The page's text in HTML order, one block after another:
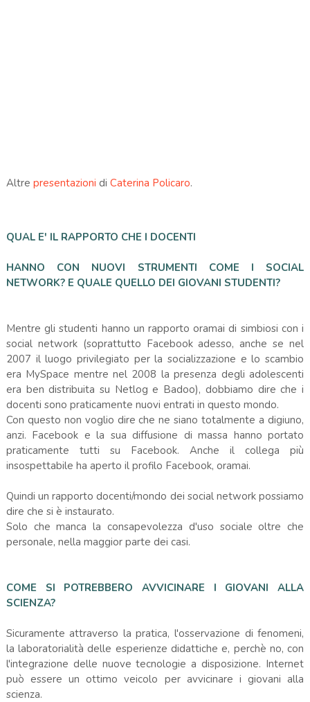
Altre presentazioni di Caterina Policaro.
QUAL E' IL RAPPORTO CHE I DOCENTI
HANNO CON NUOVI STRUMENTI COME I SOCIAL
NETWORK? E QUALE QUELLO DEI GIOVANI STUDENTI?
Mentre gli studenti hanno un rapporto oramai di simbiosi con i
social network (soprattutto Facebook adesso, anche se nel
2007 il luogo privilegiato per la socializzazione e lo scambio
era MySpace mentre nel 2008 la presenza degli adolescenti
era ben distribuita su Netlog e Badoo), dobbiamo dire che i
docenti sono praticamente nuovi entrati in questo mondo.
Con questo non voglio dire che ne siano totalmente a digiuno,
anzi. Facebook e la sua diffusione di massa hanno portato
praticamente tutti su Facebook. Anche il collega più
insospettabile ha aperto il profilo Facebook, oramai.
Quindi un rapporto docenti/mondo dei social network possiamo
dire che si è instaurato.
Solo che manca la consapevolezza d'uso sociale oltre che
personale, nella maggior parte dei casi.
COME SI POTREBBERO AVVICINARE I GIOVANI ALLA
SCIENZA?
Sicuramente attraverso la pratica, l'osservazione di fenomeni,
la laboratorialità delle esperienze didattiche e, perchè no, con
l'integrazione delle nuove tecnologie a disposizione. Internet
può essere un ottimo veicolo per avvicinare i giovani alla
scienza.